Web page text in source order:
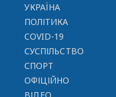
УКРАЇНА
ПОЛІТИКА
COVID-19
СУСПІЛЬСТВО
СПОРТ
ОФІЦІЙНО